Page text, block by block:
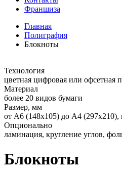
Франшиза
Главная
Полиграфия
Блокноты
Технология
цветная цифровая или офсетная
Материал
более 20 видов бумаги
Размер, мм
от А6 (148х105) до А4 (297х210),
Опционально
ламинация, кругление углов,
Блокноты